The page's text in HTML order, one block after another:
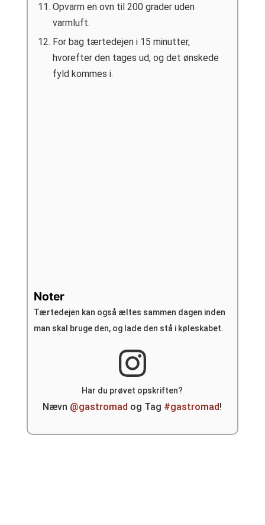
Opvarm en ovn til 200 grader uden
varmluft.
For bag tærtedejen i 15 minutter,
hvorefter den tages ud, og det ønskede
fyld kommes i.
Noter
Tærtedejen kan også æltes sammen dagen inden
man skal bruge den, og lade den stå i køleskabet.
Har du prøvet opskriften?
Nævn @gastromad og Tag #gastromad!